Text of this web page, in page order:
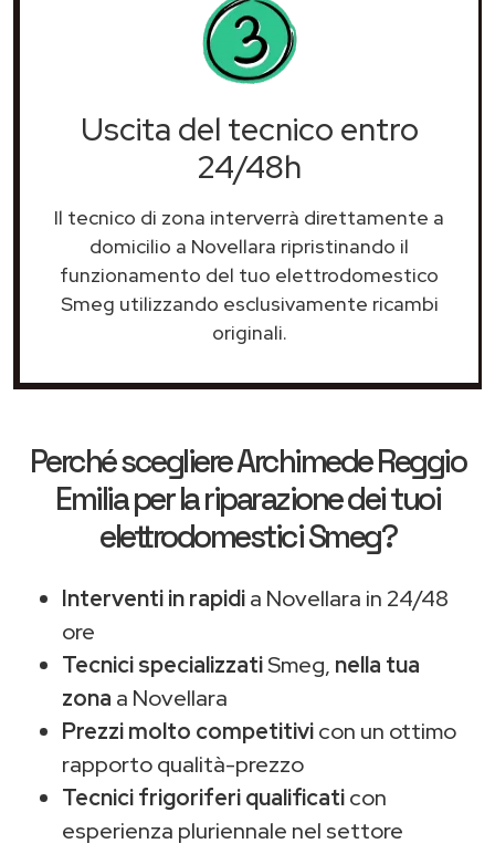
Uscita del tecnico entro
24/48h
Il tecnico di zona interverrà direttamente a
domicilio a Novellara ripristinando il
funzionamento del tuo elettrodomestico
Smeg utilizzando esclusivamente ricambi
originali.
Perché scegliereArchimede Reggio
Emiliaper la riparazione dei tuoi
elettrodomestici Smeg?
Interventi in rapidia Novellara in 24/48
ore
Tecnici specializzatiSmeg, nella tua
zona a Novellara
Prezzi molto competitivicon un ottimo
rapporto qualità-prezzo
Tecnici frigoriferi qualificaticon
esperienza pluriennale nel settore